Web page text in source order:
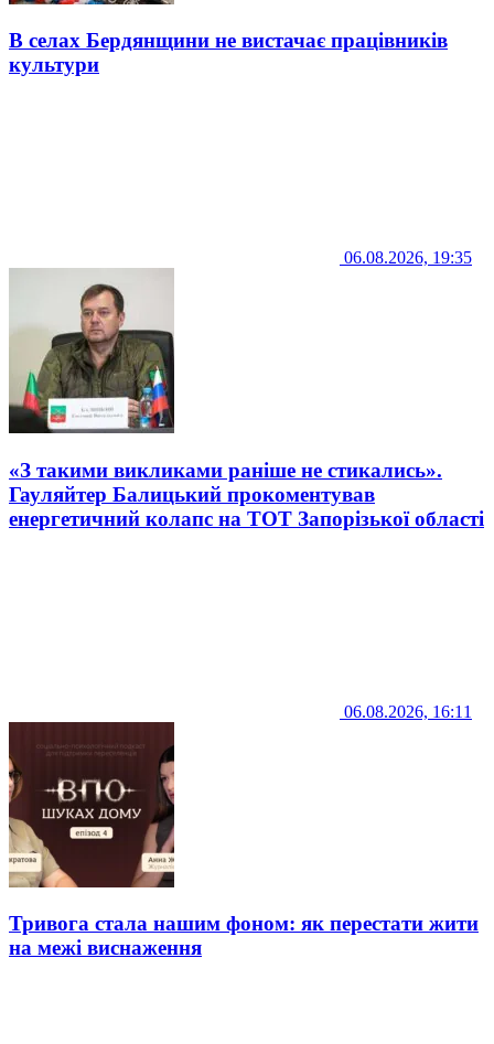
В селах Бердянщини не вистачає працівників
культури
06.08.2026, 19:35
«З такими викликами раніше не стикались».
Гауляйтер Балицький прокоментував
енергетичний колапс на ТОТ Запорізької області
06.08.2026, 16:11
Тривога стала нашим фоном: як перестати жити
на межі виснаження